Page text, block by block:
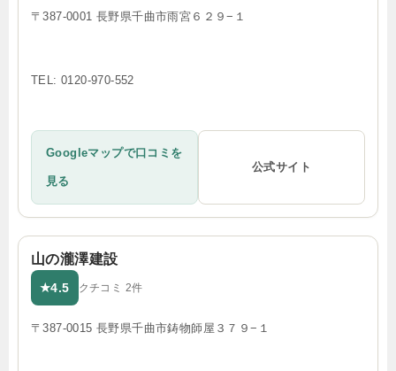
〒387-0001 長野県千曲市雨宮６２９−１
TEL: 0120-970-552
Googleマップで口コミを
見る
公式サイト
山の瀧澤建設
★4.5 クチコミ 2件
〒387-0015 長野県千曲市鋳物師屋３７９−１